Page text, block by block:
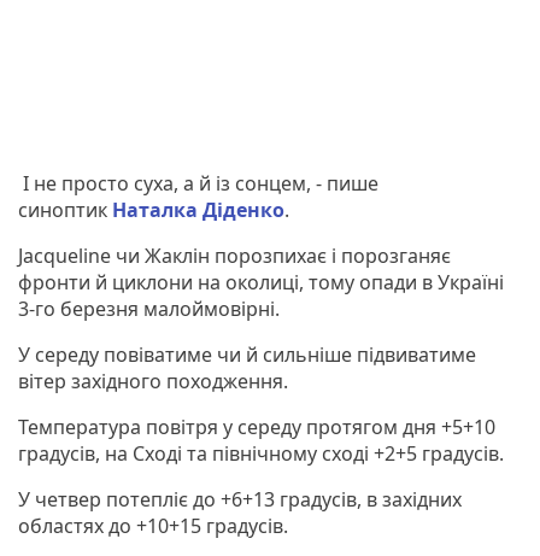
І не просто суха, а й із сонцем, - пише
синоптик Наталка Діденко.
Jacqueline чи Жаклін порозпихає і порозганяє
фронти й циклони на околиці, тому опади в Україні
3-го березня малоймовірні.
У середу повіватиме чи й сильніше підвиватиме
вітер західного походження.
Температура повітря у середу протягом дня +5+10
градусів, на Сході та північному сході +2+5 градусів.
У четвер потепліє до +6+13 градусів, в західних
областях до +10+15 градусів.